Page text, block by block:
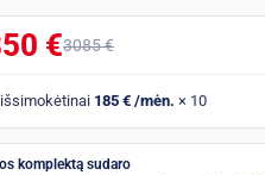
€3085 €
185 € /mėn. × 10
komplektą sudaro